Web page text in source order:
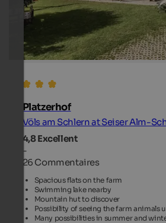
Platzerhof
Völs am Schlern at Seiser Alm-
4,8Excellent
-
26 Commentaires
Spacious flats on the farm
Swimming lake nearby
Mountain hut to discover
Possibility of seeing the farm animals
Many possibilities in summer and